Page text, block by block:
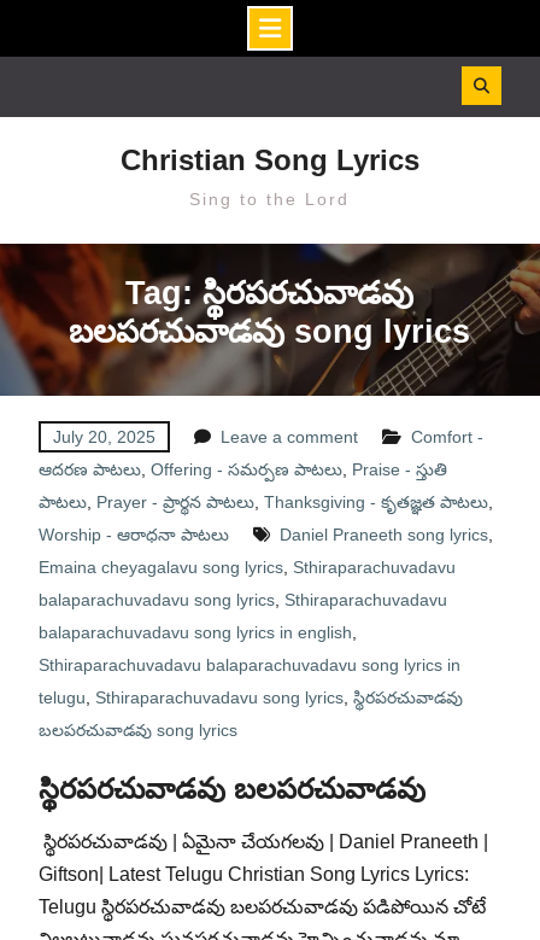
Christian Song Lyrics
Sing to the Lord
Tag: స్థిరపరచువాడవు
బలపరచువాడవు song lyrics
July 20, 2025 Leave a comment
Comfort -
ఆదరణ పాటలు, Offering - సమర్పణ పాటలు, Praise - స్తుతి
పాటలు, Prayer - ప్రార్థన పాటలు, Thanksgiving - కృతజ్ఞత పాటలు,
Worship - ఆరాధనా పాటలు
Daniel Praneeth song lyrics,
Emaina cheyagalavu song lyrics, Sthiraparachuvadavu
balaparachuvadavu song lyrics, Sthiraparachuvadavu
balaparachuvadavu song lyrics in english
Sthiraparachuvadavu balaparachuvadavu song lyrics in
telugu
Sthiraparachuvadavu song lyrics, స్థిరపరచువాడవు
బలపరచువాడవు song lyrics
స్థిరపరచువాడవు బలపరచువాడవు
స్థిరపరచువాడవు | ఏమైనా చేయగలవు | Daniel Praneeth |
Giftson| Latest Telugu Christian Song Lyrics Lyrics:
Telugu స్థిరపరచువాడవు బలపరచువాడవు పడిపోయిన చోటే